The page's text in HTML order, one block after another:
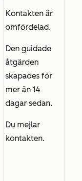
Kontakten är
omfördelad.
Den guidade
åtgärden
skapades för
mer än 14
dagar sedan.
Du mejlar
kontakten.